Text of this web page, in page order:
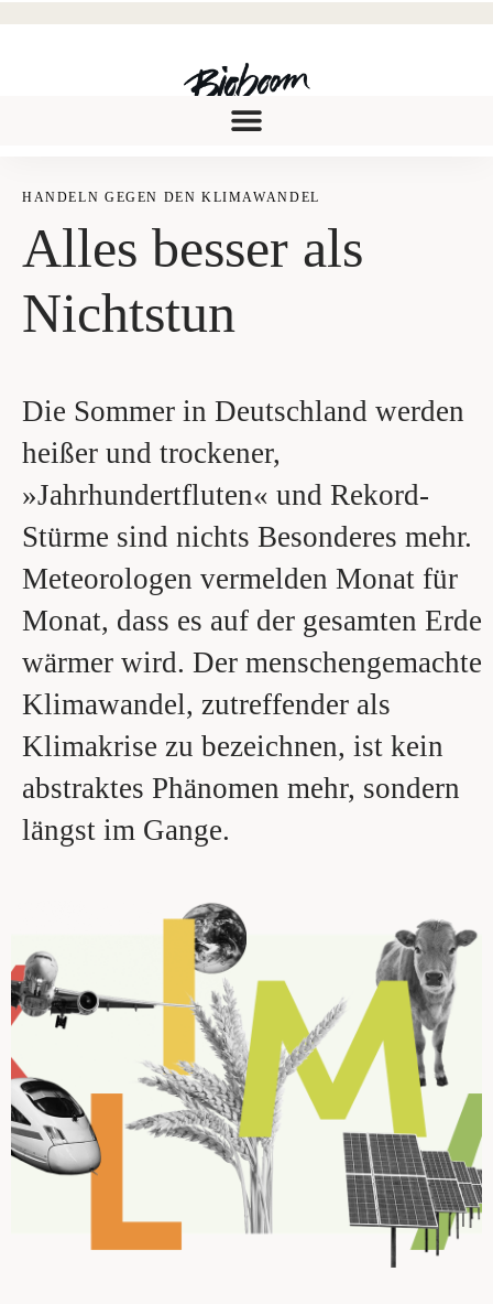
HAN­DELN GEGEN DEN KLI­MA­WAN­DEL
Alles bes­ser als
Nichtstun
Die Sommer in Deutschland werden
heißer und trockener,
»Jahrhundertfluten« und Rekord-
Stürme sind nichts Besonderes mehr.
Meteorologen vermelden Monat für
Monat, dass es auf der gesamten Erde
wärmer wird. Der menschengemachte
Klimawandel, zutreffender als
Klimakrise zu bezeichnen, ist kein
abstraktes Phänomen mehr, sondern
längst im Gange.